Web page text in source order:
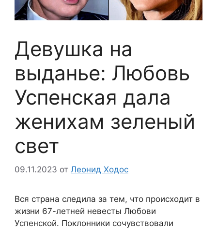
Девушка на
выданье: Любовь
Успенская дала
женихам зеленый
свет
09.11.2023 от Леонид Ходос
Вся страна следила за тем, что происходит в
жизни 67-летней невесты Любови
Успенской. Поклонники сочувствовали